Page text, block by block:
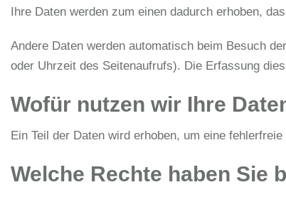
Ihre Daten werden zum einen dadurch erhoben,
Andere Daten werden automatisch beim Besuch
oder Uhrzeit des Seitenaufrufs). Die Erfassung
Wofür nutzen wir Ihre
Ein Teil der Daten wird erhoben, um eine
Welche Rechte haben Sie